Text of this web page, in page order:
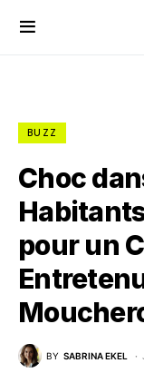
BUZZ
Choc
pour un
BY SABRINA EKEL